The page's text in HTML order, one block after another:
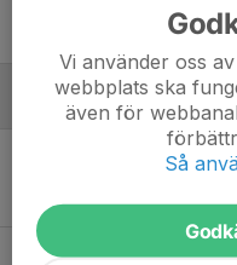
Fyrisfjädern,
Erikslund Svart -
20-20
Lör 10
Vi använder oss
webbplats ska
även för
Så